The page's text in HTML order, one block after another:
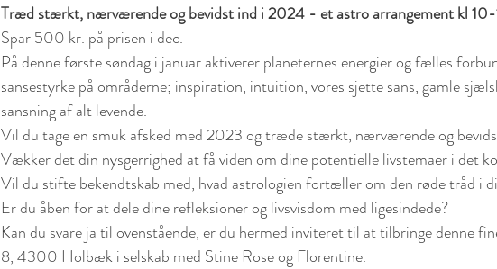
Træd stærkt, nærværende og bevidst ind i 2024 - et astro arrangement kl
Spar 500 kr. på prisen i dec.
På denne første søndag i januar aktiverer planeternes energier og fælles
sansestyrke på områderne; inspiration, intuition, vores sjette sans, gamle
sansning af alt levende.
Vil du tage en smuk afsked med 2023 og træde stærkt, nærværende og
Vækker det din nysgerrighed at få viden om dine potentielle livstemaer i det
Vil du stifte bekendtskab med, hvad astrologien fortæller om den røde tråd i
Er du åben for at dele dine refleksioner og livsvisdom med ligesindede?
Kan du svare ja til ovenstående, er du hermed inviteret til at tilbringe denne
8, 4300 Holbæk i selskab med Stine Rose og Florentine.